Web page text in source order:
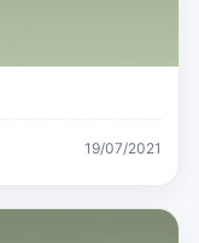
19/07/2021